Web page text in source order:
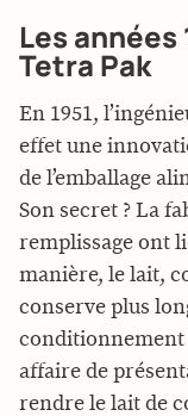
Les années
Tetra Pak
En 1951,
effet une
de l’emballage
Son secret ? La
remplissage ont
manière, le lait,
conserve plus
conditionnement
affaire de
rendre le lait de